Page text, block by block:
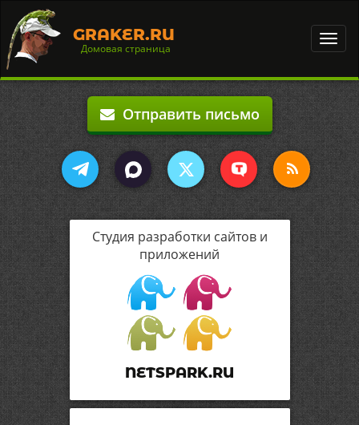
GRAKER.RU
Домовая страница
Отправить письмо
Студия разработки сайтов и
приложений
NETSPARK.RU